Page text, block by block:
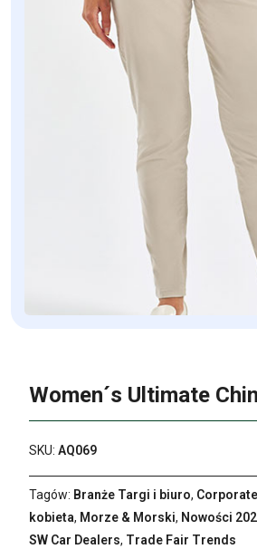
Women´s Ultimate
SKU: AQ069
Tagów: Branże Targi i biuro,
kobieta, Morze & Morski, Nowości
SW Car Dealers, Trade Fair Trends